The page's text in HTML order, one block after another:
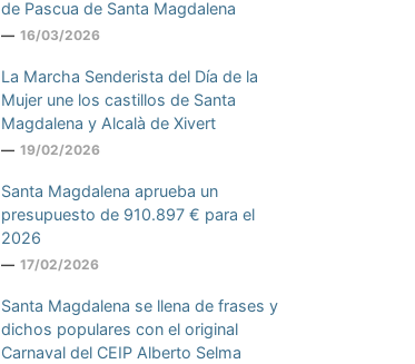
de Pascua de Santa Magdalena
16/03/2026
La Marcha Senderista del Día de la
Mujer une los castillos de Santa
Magdalena y Alcalà de Xivert
19/02/2026
Santa Magdalena aprueba un
presupuesto de 910.897 € para el
2026
17/02/2026
Santa Magdalena se llena de frases y
dichos populares con el original
Carnaval del CEIP Alberto Selma